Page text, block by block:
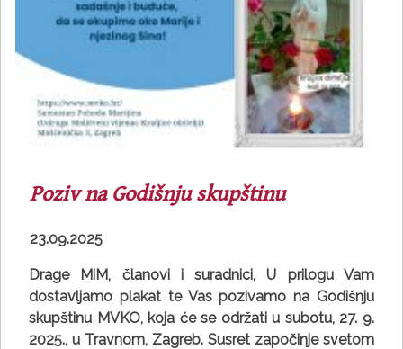
Poziv na Godišnju skupštinu
23.09.2025
Drage MiM, članovi i suradnici, U prilogu Vam
dostavljamo plakat te Vas pozivamo na Godišnju
skupštinu MVKO, koja će se održati u subotu, 27. 9.
2025., u Travnom, Zagreb. Susret započinje svetom